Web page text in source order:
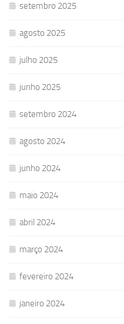
setembro 2025
agosto 2025
julho 2025
junho 2025
setembro 2024
agosto 2024
junho 2024
maio 2024
abril 2024
março 2024
fevereiro 2024
janeiro 2024